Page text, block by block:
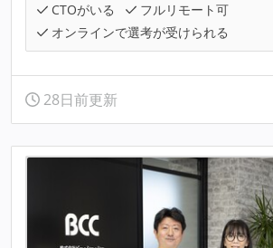
CTOがいる
フルリモート可
オンラインで選考が受けられる
28日前更新